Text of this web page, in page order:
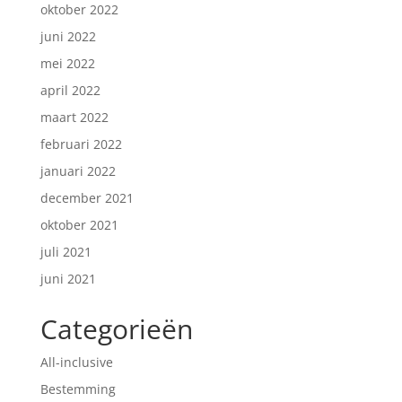
oktober 2022
juni 2022
mei 2022
april 2022
maart 2022
februari 2022
januari 2022
december 2021
oktober 2021
juli 2021
juni 2021
Categorieën
All-inclusive
Bestemming